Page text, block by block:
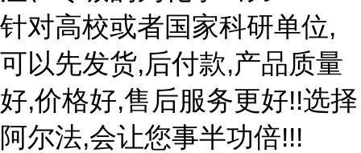
针对高校或者国家科研单位,
可以先发货,后付款,产品质量
好,价格好,售后服务更好!!选择
阿尔法,会让您事半功倍!!!